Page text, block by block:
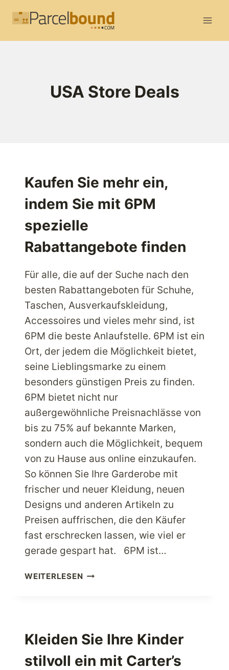
Inhalt
USA Store Deals
Kaufen Sie mehr ein,
indem Sie mit 6PM
spezielle
Rabattangebote finden
Für alle, die auf der Suche nach den
besten Rabattangeboten für Schuhe,
Taschen, Ausverkaufskleidung,
Accessoires und vieles mehr sind, ist
6PM die beste Anlaufstelle. 6PM ist ein
Ort, der jedem die Möglichkeit bietet,
seine Lieblingsmarke zu einem
besonders günstigen Preis zu finden.
6PM bietet nicht nur
außergewöhnliche Preisnachlässe von
bis zu 75% auf bekannte Marken,
sondern auch die Möglichkeit, bequem
von zu Hause aus online einzukaufen.
So können Sie Ihre Garderobe mit
frischer und neuer Kleidung, neuen
Designs und anderen Artikeln zu
Preisen auffrischen, die den Käufer
fast erschrecken lassen, wie viel er
gerade gespart hat. 6PM ist…
WEITERLESENKAUFEN
SIE
MIT
6PM
Kleiden Sie Ihre Kinder
stilvoll ein mit Carter’s